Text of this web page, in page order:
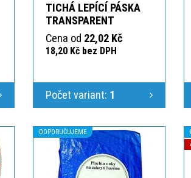
TICHÁ LEPÍCÍ PÁSKA
TRANSPARENT
Cena od 22,02 Kč
18,20 Kč bez DPH
Počet variant: 1
DOPORUČUJEME